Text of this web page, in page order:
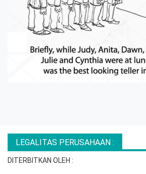
LEGALITAS PERUSAHAAN :
DITERBITKAN OLEH :